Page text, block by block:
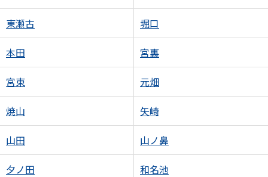
東瀬古 堀口
本田 宮裏
宮東 元畑
焼山 矢崎
山田 山ノ鼻
夕ノ田 和名池